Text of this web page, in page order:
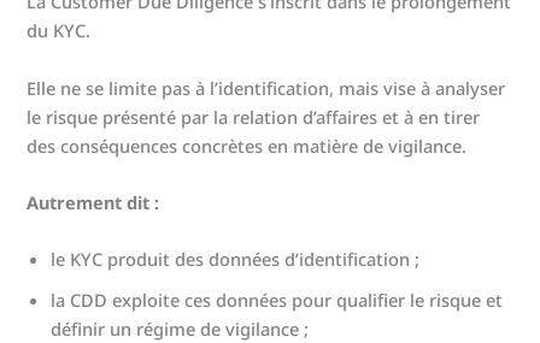
du KYC.
Elle ne se limite pas à l’identification, mais vise à analyser
le risque présenté par la relation d’affaires et à en tirer
des conséquences concrètes en matière de vigilance.
Autrement dit :
le KYC produit des données d’identification ;
la CDD exploite ces données pour qualifier le risque et
définir un régime de vigilance ;